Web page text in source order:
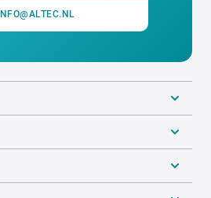
INFO@ALTEC.NL